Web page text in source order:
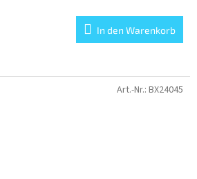
In den Warenkorb
Art.-Nr.: BX24045